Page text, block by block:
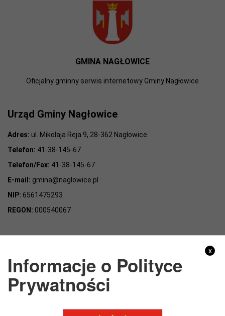
GMINA NAGŁOWICE
Oficjalny gminny serwis internetowy Gminy Nagłowice
Urząd Gminy Nagłowice
Adres: ul. Mikołaja Reja 9, 28-362 Nagłowice
Telefon: 41-38-145-67
Telefon/Fax: 41-38-145-67
E-mail: gmina@naglowice.pl
NIP: 6561475293
REGON: 000540067
Adres:ul. Mikołaja Reja 9, 28-362 Nagłowice
NIP:6562213721
REGON:
KONTO BANKOWE:
x
Informacje o Polityce
Prywatności